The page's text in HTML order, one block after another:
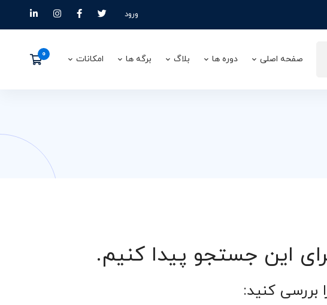
ورود
صفحه اصلی دوره ها بلاگ برگه ها امکانات
این جستجو پیدا کنیم.
بررسی کنید: